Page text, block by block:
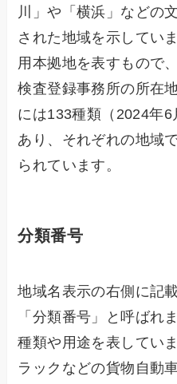
川」や「横浜」などの
された地域を示してい
用本拠地を表すもので
検査登録事務所の所在
には133種類（2024年
あり、それぞれの地域
られています。
分類番号
地域名表示の右側に記
「分類番号」と呼ばれ
種類や用途を表してい
ラックなどの貨物自動